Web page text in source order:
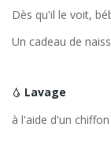
Dès qu'il le voit,
Un cadeau de
Lavage
à l'aide d'un